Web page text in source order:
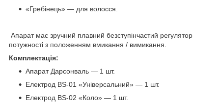
«Гребінець» — для волосся.
Апарат має зручний плавний безступінчастий регулятор
потужності з положенням вмикання / вимикання.
Комплектація:
Апарат Дарсонваль — 1 шт.
Електрод BS-01 «Універсальний» — 1 шт.
Електрод BS-02 «Коло» — 1 шт.